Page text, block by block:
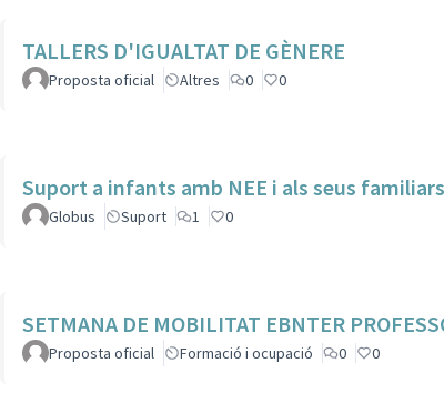
TALLERS D'IGUALTAT DE GÈNERE
Proposta oficial Altres 0 0
Suport a infants amb NEE i als seus familiars
Globus Suport 1 0
SETMANA DE MOBILITAT EBNTER
Proposta oficial Formació i ocupació 0 0